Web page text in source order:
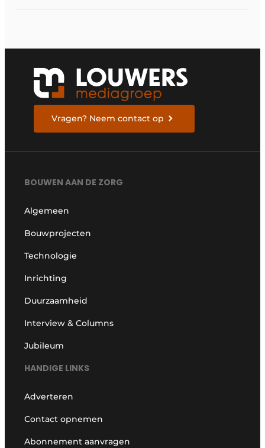
Vragen? Neem contact op
BOUWEN AAN DE ZORG
Algemeen
Bouwprojecten
Technologie
Inrichting
Duurzaamheid
Interview & Columns
Jubileum
HANDIGE LINKS
Adverteren
Contact opnemen
Abonnement aanvragen